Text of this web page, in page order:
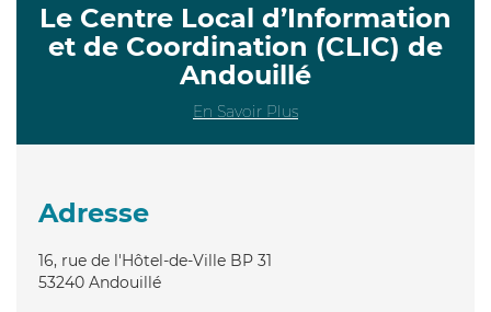
Le Centre Local d’Information
et de Coordination (CLIC) de
Andouillé
En Savoir Plus
Adresse
16, rue de l'Hôtel-de-Ville BP 31
53240 Andouillé